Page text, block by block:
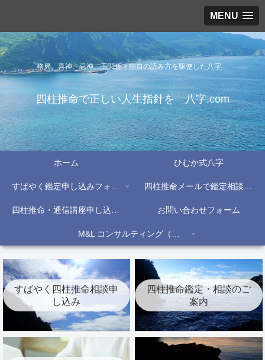
MENU
格局、喜神、忌神、干関係＋独自の読み方を駆使した八字
四柱推命で正しい人生指針を 八字.com
ホーム ひむか式八字
お問い合わせフォーム
すばやく四柱推命相談申
し込み
四柱推命鑑定・相談のご
案内